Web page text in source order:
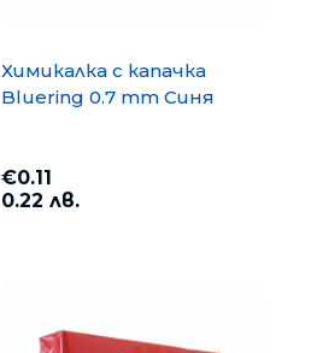
Химикалка с капачка
Bluering 0.7 mm Синя
€0.11
0.22 лв.